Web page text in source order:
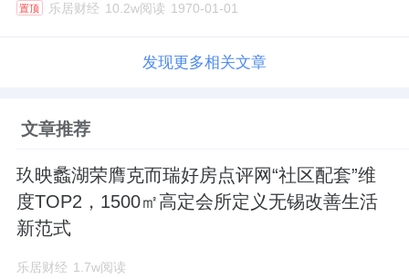
置顶 乐居财经 10.2w阅读 1970-01-01
发现更多相关文章
文章推荐
玖映蠡湖荣膺克而瑞好房点评网“社区配套”维
度TOP2，1500㎡高定会所定义无锡改善生活
新范式
乐居财经 1.7w阅读